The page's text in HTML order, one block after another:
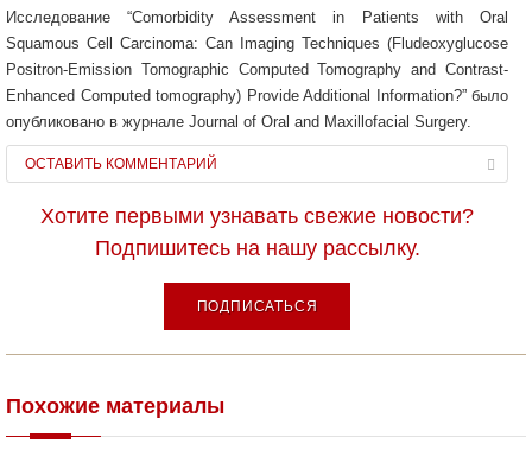
Исследование “Comorbidity Assessment in Patients with Oral
Squamous Cell Carcinoma: Can Imaging Techniques (Fludeoxyglucose
Positron-Emission Tomographic Computed Tomography and Contrast-
Enhanced Computed tomography) Provide Additional Information?” было
опубликовано в журнале Journal of Oral and Maxillofacial Surgery.
ОСТАВИТЬ КОММЕНТАРИЙ
Хотите первыми узнавать свежие новости?
Подпишитесь на нашу рассылку.
ПОДПИСАТЬСЯ
Похожие материалы